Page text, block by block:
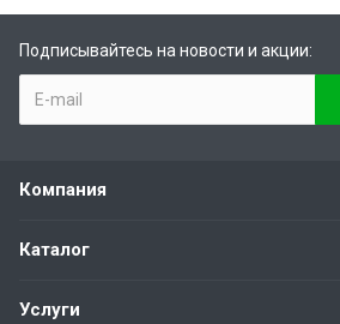
Подписывайтесь на новости и акции:
Компания
Каталог
Услуги